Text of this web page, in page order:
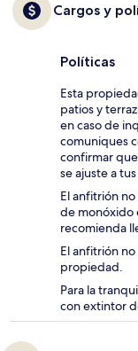
Cargos y
Políticas
Esta
patios y
en caso de
comuniques
confirmar
se ajuste a
El anfitrión
de monóxido
recomienda
El anfitrión
propiedad.
Para la
con extintor